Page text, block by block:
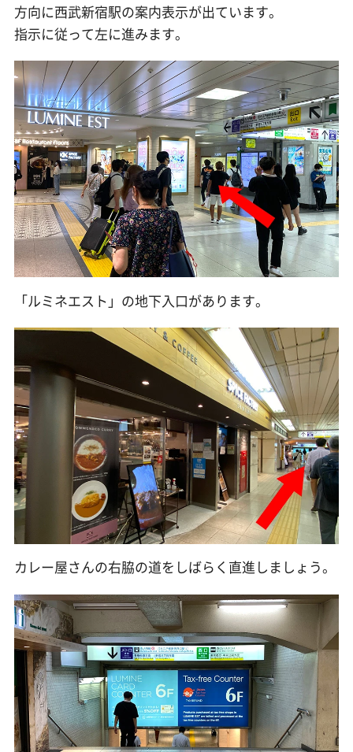
方向に西武新宿駅の案内表示が出ています。
指示に従って左に進みます。
「ルミネエスト」の地下入口があります。
カレー屋さんの右脇の道をしばらく直進しましょう。